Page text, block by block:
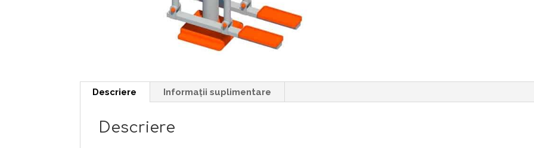
Descriere Informații suplimentare
Descriere